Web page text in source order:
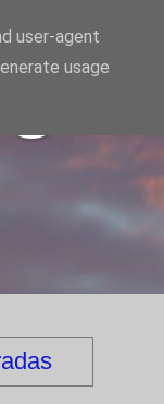
user-agent
usage